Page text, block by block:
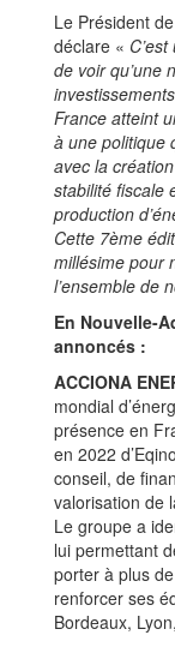
Le Président
déclare «
de voir qu’une
France atteint
à une politique
avec la
stabilité fiscale
production
Cette 7ème
millésime pour
l’ensemble de
En Nouvelle-
annoncés :
ACCIONA
mondial
présence en
en 2022
conseil, de
valorisation de
Le groupe a
lui permettant
porter à plus
renforcer ses
Bordeaux,